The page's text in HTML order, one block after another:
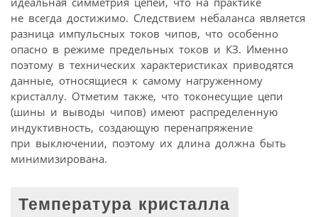
не всегда достижимо. Следствием небаланса является
разница импульсных токов чипов, что особенно
опасно в режиме предельных токов и КЗ. Именно
поэтому в технических характеристиках приводятся
данные, относящиеся к самому нагруженному
кристаллу. Отметим также, что токонесущие цепи
(шины и выводы чипов) имеют распределенную
индуктивность, создающую перенапряжение
при выключении, поэтому их длина должна быть
минимизирована.
Температура кристалла